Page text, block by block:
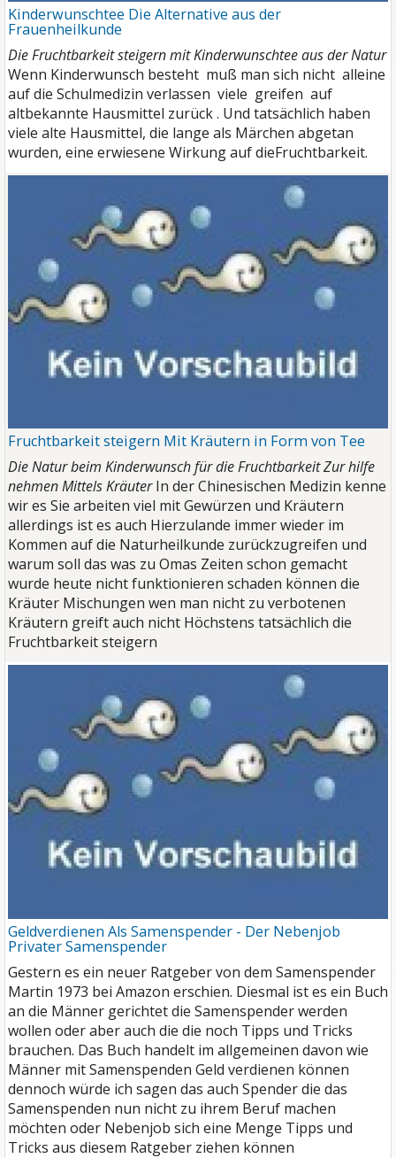
Kinderwunschtee Die Alternative aus der
Frauenheilkunde
Die Fruchtbarkeit steigern mit Kinderwunschtee aus der Natur
Wenn Kinderwunsch besteht muß man sich nicht alleine
auf die Schulmedizin verlassen viele greifen auf
altbekannte Hausmittel zurück . Und tatsächlich haben
viele alte Hausmittel, die lange als Märchen abgetan
wurden, eine erwiesene Wirkung auf dieFruchtbarkeit.
Fruchtbarkeit steigern Mit Kräutern in Form von Tee
Die Natur beim Kinderwunsch für die Fruchtbarkeit Zur hilfe
nehmen Mittels KräuterIn der Chinesischen Medizin kenne
wir es Sie arbeiten viel mit Gewürzen und Kräutern
allerdings ist es auch Hierzulande immer wieder im
Kommen auf die Naturheilkunde zurückzugreifen und
warum soll das was zu Omas Zeiten schon gemacht
wurde heute nicht funktionieren schaden können die
Kräuter Mischungen wen man nicht zu verbotenen
Kräutern greift auch nicht Höchstens tatsächlich die
Fruchtbarkeit steigern
Geldverdienen Als Samenspender - Der Nebenjob
Privater Samenspender
Gestern es ein neuer Ratgeber von dem Samenspender
Martin 1973 bei Amazon erschien. Diesmal ist es ein Buch
an die Männer gerichtet die Samenspender werden
wollen oder aber auch die die noch Tipps und Tricks
brauchen. Das Buch handelt im allgemeinen davon wie
Männer mit Samenspenden Geld verdienen können
dennoch würde ich sagen das auch Spender die das
Samenspenden nun nicht zu ihrem Beruf machen
möchten oder Nebenjob sich eine Menge Tipps und
Tricks aus diesem Ratgeber ziehen können